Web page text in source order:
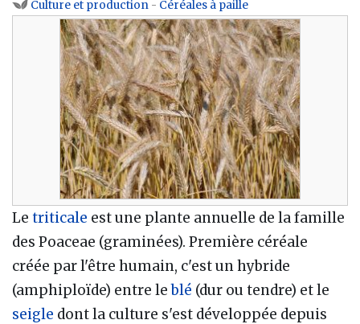
Culture et production - Céréales à paille
Le triticale est une plante annuelle de la famille
des Poaceae (graminées). Première céréale
créée par l'être humain, c'est un hybride
(amphiploïde) entre leblé (dur ou tendre) et le
seigle dont la culture s'est développée depuis